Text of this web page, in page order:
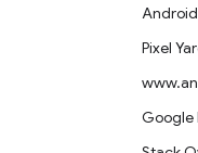
Android
Pixel
Google